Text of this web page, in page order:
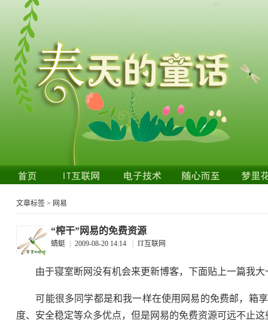
文章标签 > 网易
“榨干”网易的免费资源
蜻蜓 2009-08-20 14:14 IT互联网
由于寝室断网没有机会来更新博客，下面贴上一篇我大
可能很多同学都是和我一样在使用网易的免费邮，箱享
度、安全稳定等众多优点，但是网易的免费资源可远不止